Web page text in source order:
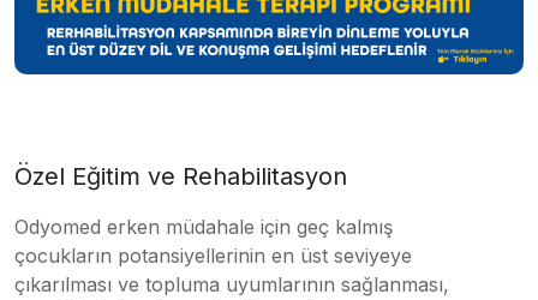
Özel Eğitim ve Rehabilitasyon
Odyomed erken müdahale için geç kalmış
çocukların potansiyellerinin en üst seviyeye
çıkarılması ve topluma uyumlarının sağlanması,